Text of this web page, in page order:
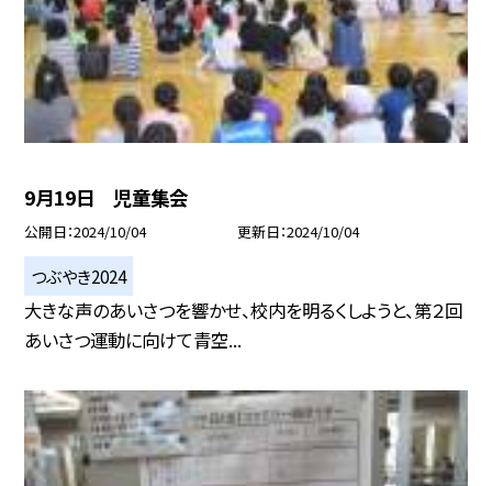
9月19日 児童集会
公開日 2024/10/04 更新日 2024/10/04
つぶやき2024
大きな声のあいさつを響かせ、校内を明るくしようと、第２回
あいさつ運動に向けて青空...